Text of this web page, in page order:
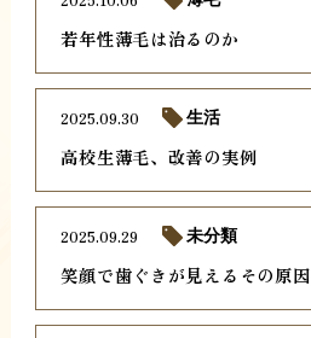
若年性薄毛は治るのか
高校生薄毛、改善の実例
2025.09.30 生活
笑顔で歯ぐきが見えるその原因
2025.09.29 未分類